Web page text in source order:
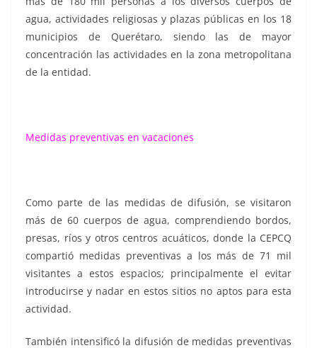
agua, actividades religiosas y plazas públicas en los 18
municipios de Querétaro, siendo las de mayor
concentración las actividades en la zona metropolitana
de la entidad.
Medidas preventivas en vacaciones
Como parte de las medidas de difusión, se visitaron
más de 60 cuerpos de agua, comprendiendo bordos,
presas, ríos y otros centros acuáticos, donde la CEPCQ
compartió medidas preventivas a los más de 71 mil
visitantes a estos espacios; principalmente el evitar
introducirse y nadar en estos sitios no aptos para esta
actividad.
También intensificó la difusión de medidas preventivas